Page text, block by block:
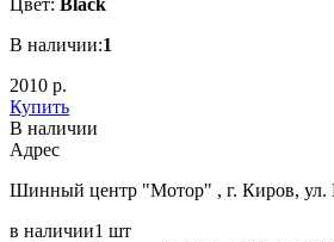
В наличии:1
2010 р.
Купить
В наличии
Aдрес
Шинный центр "Мотор" , г. Киров, ул.
в наличии1 шт